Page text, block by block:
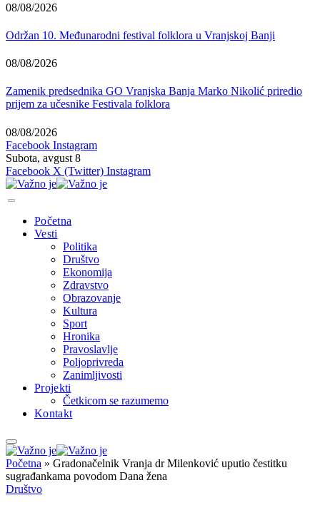
08/08/2026
Održan 10. Međunarodni festival folklora u Vranjskoj Banji
08/08/2026
Zamenik predsednika GO Vranjska Banja Marko Nikolić priredio
prijem za učesnike Festivala folklora
08/08/2026
Facebook Instagram
Subota, avgust 8
Facebook X (Twitter) Instagram
Početna
Vesti
Politika
Društvo
Ekonomija
Zdravstvo
Obrazovanje
Kultura
Sport
Hronika
Pravoslavlje
Poljoprivreda
Zanimljivosti
Projekti
Četkicom se razumemo
Kontakt
Početna » Gradonačelnik Vranja dr Milenković uputio čestitku
sugrađankama povodom Dana žena
Društvo